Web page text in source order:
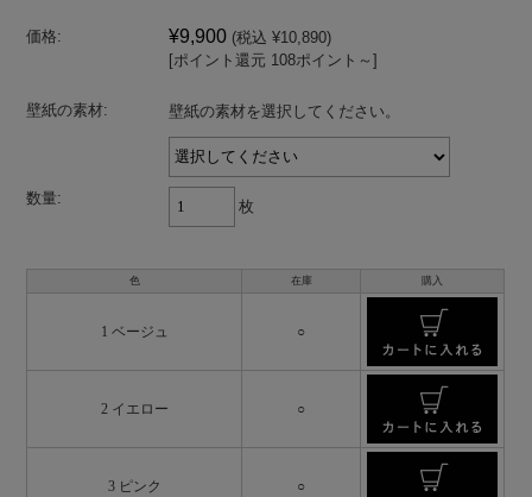
価格: ¥9,900 (税込 ¥10,890)
[ポイント還元 108ポイント～]
壁紙の素材: 壁紙の素材を選択してください。
数量: 枚
色 在庫 購入
1 ベージュ ○
2 イエロー ○
3 ピンク ○